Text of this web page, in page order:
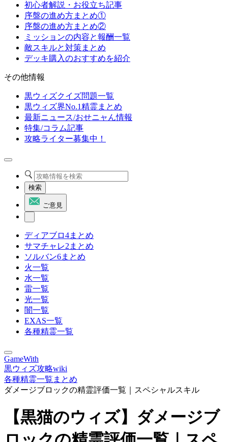
初心者解説・お役立ち記事
序盤の進め方まとめ①
序盤の進め方まとめ②
ミッションの内容と報酬一覧
敵スキルと対策まとめ
デッキ購入のおすすめを紹介
その他情報
黒ウィズクイズ問題一覧
黒ウィズ界No.1精霊まとめ
最新ニュース/おせニャん情報
特集/コラム記事
攻略ライター募集中！
検索
ご意見
ディアブロ4まとめ
サマチャレ2まとめ
ソルバン6まとめ
火一覧
水一覧
雷一覧
光一覧
闇一覧
EXAS一覧
各種精霊一覧
GameWith
黒ウィズ攻略wiki
各種精霊一覧まとめ
ダメージブロックの精霊評価一覧｜スペシャルスキル
【黒猫のウィズ】ダメージブ